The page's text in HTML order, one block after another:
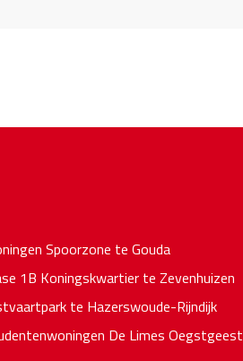
Spoorzone te Gouda
1B Koningskwartier te Zevenhuizen
te Hazerswoude-Rijndijk
De Limes Oegstgeest